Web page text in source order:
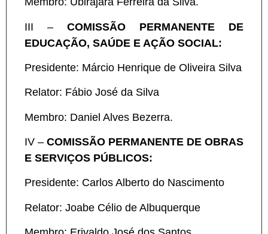
III – COMISSÃO PERMANENTE DE
EDUCAÇÃO, SAÚDE E AÇÃO SOCIAL:
Presidente: Márcio Henrique de Oliveira Silva
Relator: Fábio José da Silva
Membro: Daniel Alves Bezerra.
IV – COMISSÃO PERMANENTE DE OBRAS
E SERVIÇOS PÚBLICOS:
Presidente: Carlos Alberto do Nascimento
Relator: Joabe Célio de Albuquerque